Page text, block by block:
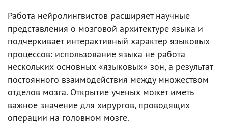
Работа нейролингвистов расширяет научные
представления о мозговой архитектуре языка и
подчеркивает интерактивный характер языковых
процессов: использование языка не работа
нескольких основных «языковых» зон, а результат
постоянного взаимодействия между множеством
отделов мозга. Открытие ученых может иметь
важное значение для хирургов, проводящих
операции на головном мозге.